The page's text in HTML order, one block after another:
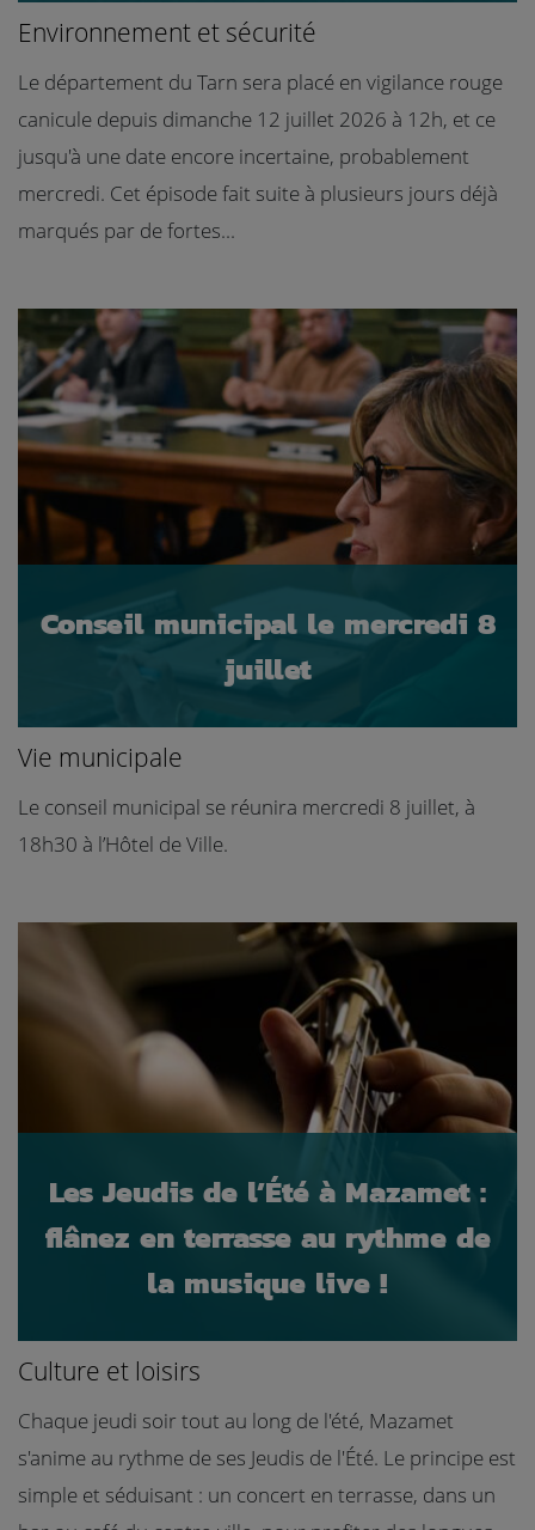
Environnement et sécurité
Le département du Tarn sera placé en vigilance rouge
canicule depuis dimanche 12 juillet 2026 à 12h, et ce
jusqu'à une date encore incertaine, probablement
mercredi. Cet épisode fait suite à plusieurs jours déjà
marqués par de fortes...
Conseil municipal le mercredi 8
juillet
Vie municipale
Le conseil municipal se réunira mercredi 8 juillet, à
18h30 à l’Hôtel de Ville.
Les Jeudis de l’Été à Mazamet :
flânez en terrasse au rythme de
la musique live !
Culture et loisirs
Chaque jeudi soir tout au long de l'été, Mazamet
s'anime au rythme de ses Jeudis de l'Été. Le principe est
simple et séduisant : un concert en terrasse, dans un